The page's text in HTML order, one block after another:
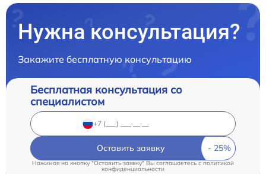
Нужна консультация?
Закажите бесплатную консультацию
Бесплатная консультация со
специалистом
Оставить заявку
Нажимая на кнопку "Оставить заявку" Вы соглашаетесь cполитикой
конфиденциальности